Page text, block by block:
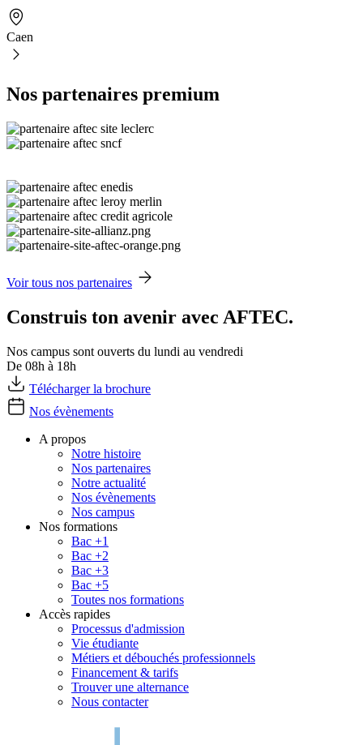
Caen
Nos partenaires premium
Voir tous nos partenaires
Construis ton avenir avec AFTEC.
Nos campus sont ouverts du lundi au vendredi
De 08h à 18h
Télécharger la brochure
Nos évènements
A propos
Notre histoire
Nos partenaires
Notre actualité
Nos évènements
Nos campus
Nos formations
Bac +1
Bac +2
Bac +3
Bac +5
Toutes nos formations
Accès rapides
Processus d'admission
Vie étudiante
Métiers et débouchés professionnels
Financement & tarifs
Trouver une alternance
Nous contacter